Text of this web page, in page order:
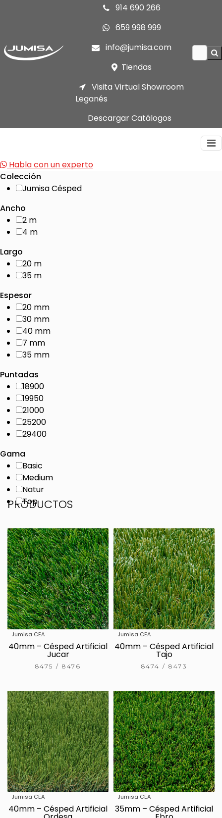
914 690 266
659 998 999
info@jumisa.com
Tiendas
Visita Virtual Showroom
Leganés
Descargar Catálogos
Habla con un experto
Colección
Jumisa Césped
Ancho
2 m
4 m
Largo
20 m
35 m
Espesor
20 mm
30 mm
40 mm
7 mm
35 mm
Puntadas
18900
19950
21000
25200
29400
Gama
Basic
Medium
Natur
Top
PRODUCTOS
Jumisa CEA
40mm – Césped Artificial
Jucar
8475 / 8476
Jumisa CEA
40mm – Césped Artificial
Tajo
8474 / 8473
Jumisa CEA
40mm – Césped Artificial
Jumisa CEA
35mm – Césped Artificial